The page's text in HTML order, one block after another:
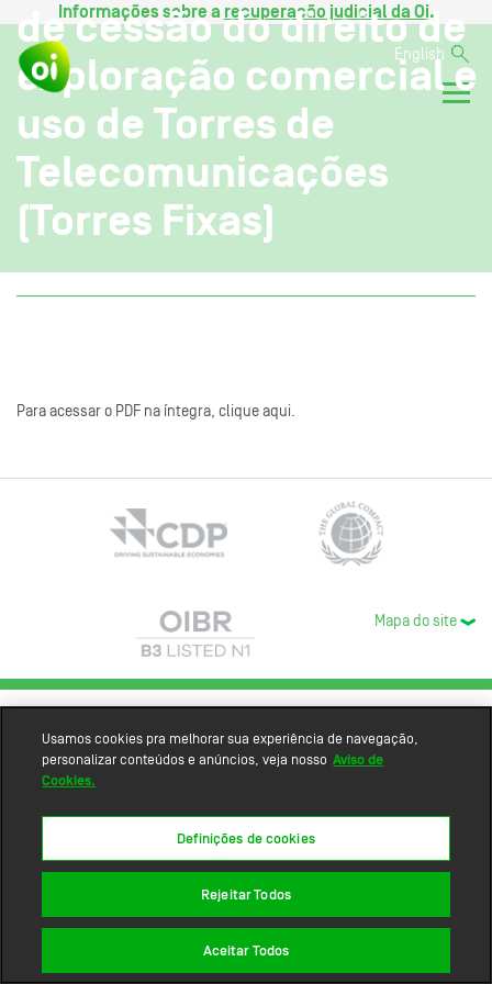
Informações sobre a recuperação judicial da Oi.
English
de cessão do direito de
exploração comercial e
uso de Torres de
Telecomunicações
(Torres Fixas)
Para acessar o PDF na íntegra, clique aqui.
Mapa do site
Usamos cookies pra melhorar sua experiência de navegação,
personalizar conteúdos e anúncios, veja nosso Aviso de
Cookies.
Definições de cookies
Rejeitar Todos
Aceitar Todos